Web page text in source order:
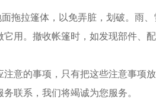
拖拉篷体，以免弄脏，划破。雨
用。撤收帐篷时，如发现部件、
注意的事项，只有把这些注意事项
联系，我们将竭诚为您服务。